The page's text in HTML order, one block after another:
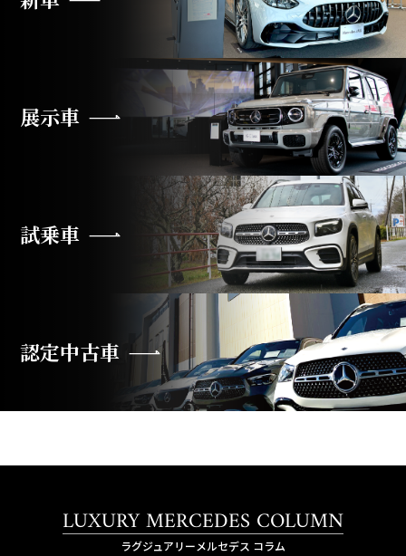
展示車
試乗車
認定中古車
LUXURY MERCEDES COLUMN
ラグジュアリーメルセデス コラム